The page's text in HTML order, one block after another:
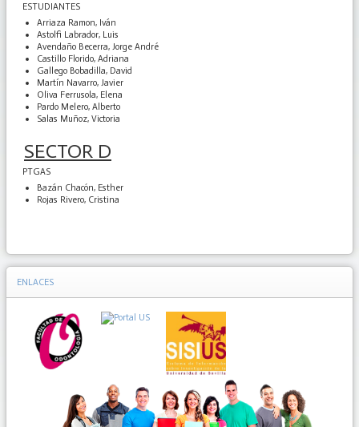
ESTUDIANTES
Arriaza Ramon, Iván
Astolfi Labrador, Luis
Avendaño Becerra, Jorge André
Castillo Florido, Adriana
Gallego Bobadilla, David
Martín Navarro, Javier
Oliva Ferrusola, Elena
Pardo Melero, Alberto
Salas Muñoz, Victoria
SECTOR D
PTGAS
Bazán Chacón, Esther
Rojas Rivero, Cristina
ENLACES